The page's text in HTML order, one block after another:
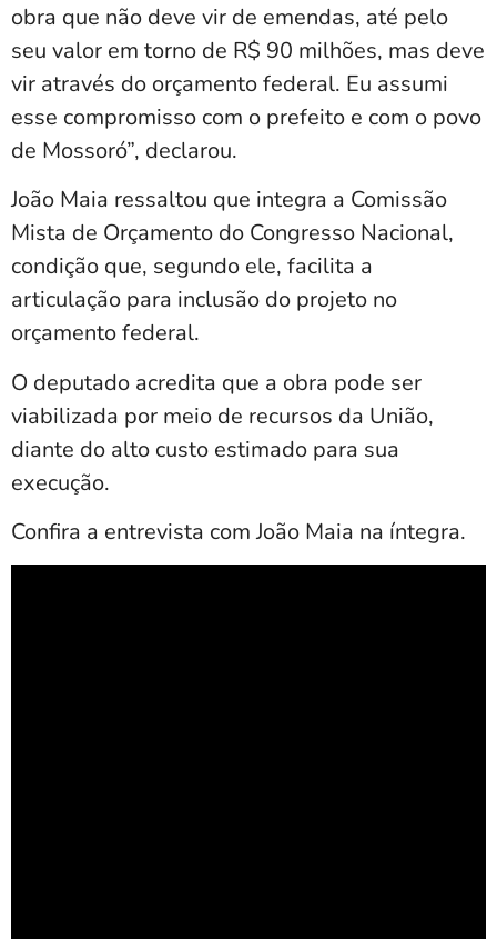
obra que não deve vir de emendas, até pelo
seu valor em torno de R$ 90 milhões, mas deve
vir através do orçamento federal. Eu assumi
esse compromisso com o prefeito e com o povo
de Mossoró”, declarou.
João Maia ressaltou que integra a Comissão
Mista de Orçamento do Congresso Nacional,
condição que, segundo ele, facilita a
articulação para inclusão do projeto no
orçamento federal.
O deputado acredita que a obra pode ser
viabilizada por meio de recursos da União,
diante do alto custo estimado para sua
execução.
Confira a entrevista com João Maia na íntegra.